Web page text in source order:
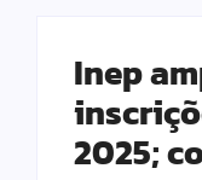
Inep
2025;